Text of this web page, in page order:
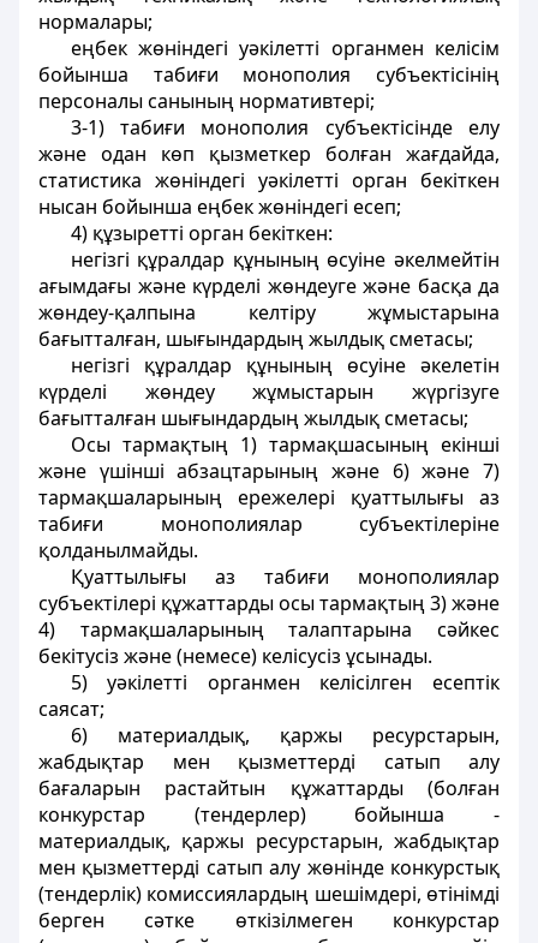
нормалары;
еңбек жөніндегі уәкілетті органмен келісім
бойынша табиғи монополия субъектісінің
персоналы санының нормативтері;
3-1) табиғи монополия субъектісінде елу
және одан көп қызметкер болған жағдайда,
статистика жөніндегі уәкілетті орган бекіткен
нысан бойынша еңбек жөніндегі есеп;
4) құзыретті орган бекiткен:
негiзгi құралдар құнының өсуiне әкелмейтін
ағымдағы және күрделi жөндеуге және басқа да
жөндеу-қалпына келтiру жұмыстарына
бағытталған, шығындардың жылдық сметасы;
негiзгi құралдар құнының өсуiне әкелетін
күрделi жөндеу жұмыстарын жүргізуге
бағытталған шығындардың жылдық сметасы;
Осы тармақтың 1) тармақшасының екінші
және үшінші абзацтарының және 6) және 7)
тармақшаларының ережелері қуаттылығы аз
табиғи монополиялар субъектілеріне
қолданылмайды.
Қуаттылығы аз табиғи монополиялар
субъектілері құжаттарды осы тармақтың 3) және
4) тармақшаларының талаптарына сәйкес
бекітусіз және (немесе) келісусіз ұсынады.
5) уәкiлетті органмен келісілген есептiк
саясат;
6) материалдық, қаржы ресурстарын,
жабдықтар мен қызметтердi сатып алу
бағаларын растайтын құжаттарды (болған
конкурстар (тендерлер) бойынша -
материалдық, қаржы ресурстарын, жабдықтар
мен қызметтердi сатып алу жөнiнде конкурстық
(тендерлiк) комиссиялардың шешiмдерi, өтiнiмдi
берген сәтке өткiзiлмеген конкурстар